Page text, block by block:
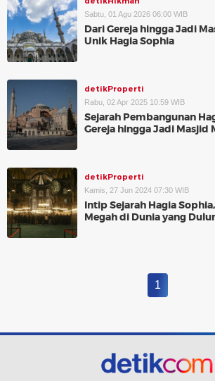
Sabtu, 01 Agu 2026 06:00 WIB
Dari Gereja hingga Jadi
Unik Hagia Sophia
detikProperti
Rabu, 02 Apr 2025 10:59 WIB
Sejarah Pembangunan
Gereja hingga Jadi Masjid
detikProperti
Kamis, 27 Jun 2024 07:30 WIB
Intip Sejarah Hagia
Megah di Dunia yang
1